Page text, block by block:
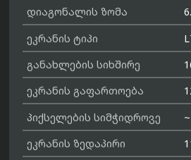
დიაგონალის ზომა
ეკრანის ტიპი
განახლების სიხშირე
ეკრანის გაფართოება
პიქსელების სიმჭიდროვე
ეკრანის ზედაპირი